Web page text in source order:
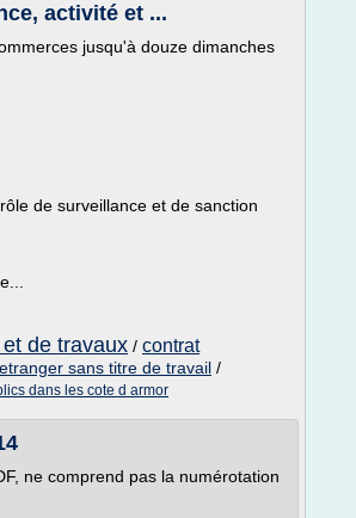
activité et ...
jusqu'à douze dimanches
de surveillance et de sanction
de travaux / contrat
sans titre de travail /
dans les cote d armor
ne comprend pas la numérotation